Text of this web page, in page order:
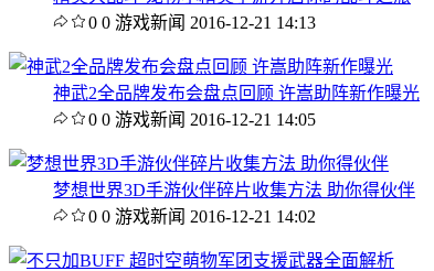
0 0 游戏新闻 2016-12-21 14:13
神武2全品牌发布会盘点回顾 许嵩助阵新作曝光
0 0 游戏新闻 2016-12-21 14:05
梦想世界3D手游伙伴碎片收集方法 助你得伙伴
0 0 游戏新闻 2016-12-21 14:02